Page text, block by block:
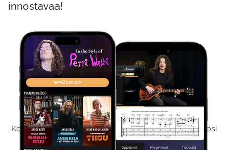
Kokeile Ilmaiseksi
Kokeilemalla ilmaiseksi saat koko sisältömme käyttöösi
viikon ajaksi.
innostavaa!